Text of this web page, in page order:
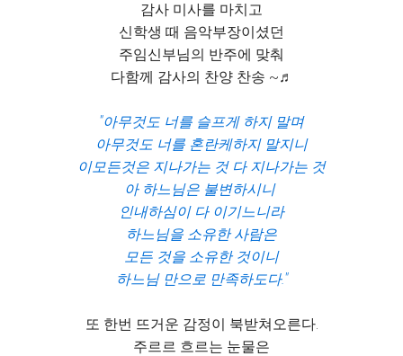
감사 미사를 마치고
신학생 때 음악부장이셨던
주임신부님의 반주에 맞춰
다함께 감사의 찬양 찬송 ~♬
"아무것도 너를 슬프게 하지 말며
아무것도 너를 혼란케하지 말지니
이모든것은 지나가는 것 다 지나가는 것
아 하느님은 불변하시니
인내하심이 다 이기느니라
하느님을 소유한 사람은
모든 것을 소유한 것이니
하느님 만으로 만족하도다."
또 한번 뜨거운 감정이 북받쳐오른다.
주르르 흐르는 눈물은